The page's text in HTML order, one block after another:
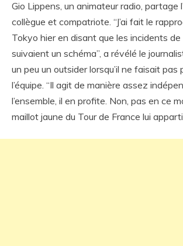
Gio Lippens, un animateur radio, partage
collègue et compatriote. “J’ai fait le
Tokyo hier en disant que les incidents
suivaient un schéma”, a révélé le
un peu un outsider lorsqu’il ne faisait pas
l’équipe. “Il agit de manière assez
l’ensemble, il en profite. Non, pas en ce
maillot jaune du Tour de France lui